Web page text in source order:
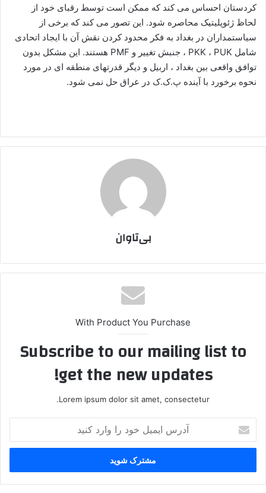
کردستان احساس می کند که ممکن است توسط رقبای خود از
لحاظ ژئوپلیتیک محاصره شود. این تصور می کند که برخی از
سیاستمداران در بغداد به فکر محدود کردن نقش آن با ایجاد اتحادی
شامل PKK ، PUK ، جنبش تغییر و PMF هستند. این مشکل بدون
توافق واقعی بین بغداد ، اربیل و دیگر قدرتهای منطقه ای در مورد
نحوه برخورد با آینده پ.ک.ک در عراق حل نمی شود.
بی‌تاوان
With Product You Purchase
Subscribe to our mailing list to
get the new updates!
Lorem ipsum dolor sit amet, consectetur.
ر
ا
ی